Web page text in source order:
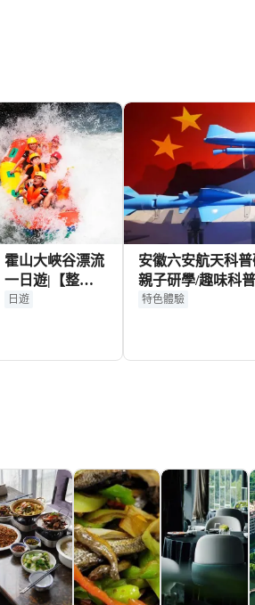
霍山大峽谷漂流
一日遊|【整團
天天|一價全包·
日遊
安徽六安航天科
親子研學/趣味科
【航天科技+國學
特色體驗